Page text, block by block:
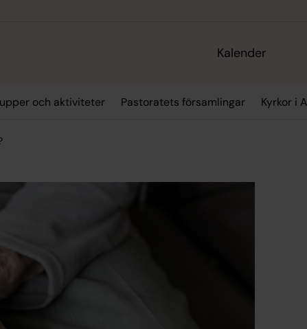
Kalender
och aktiviteter Pastoratets församlingar Kyrkor i